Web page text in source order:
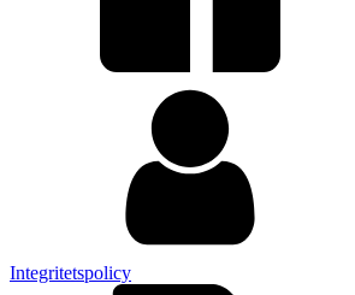
Integritetspolicy